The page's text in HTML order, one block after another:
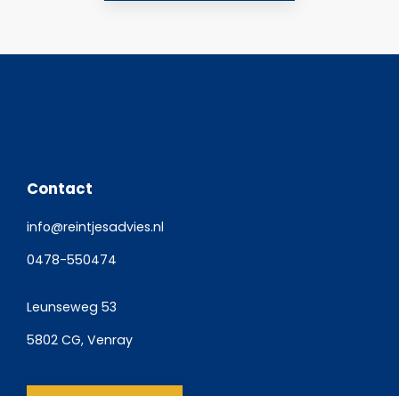
Contact
info@reintjesadvies.nl
0478-550474
Leunseweg 53
5802 CG, Venray